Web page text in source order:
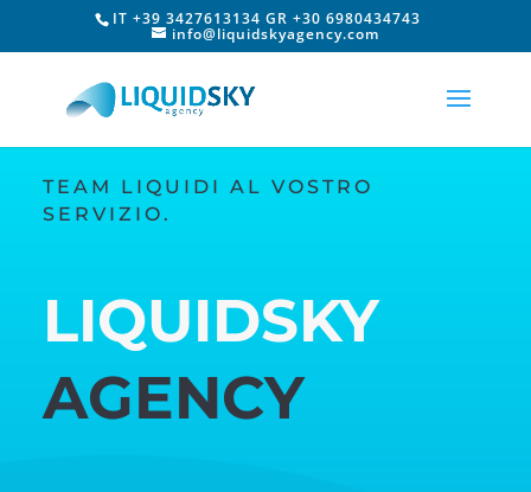
IT +39 3427613134 GR +30 6980434743
info@liquidskyagency.com
TEAM LIQUIDI AL VOSTRO
SERVIZIO.
LIQUIDSKY
AGENCY